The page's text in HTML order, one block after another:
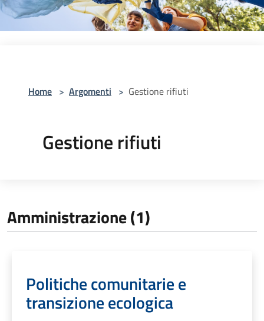
Home > Argomenti > Gestione rifiuti
Gestione rifiuti
Amministrazione (1)
Politiche comunitarie e
transizione ecologica